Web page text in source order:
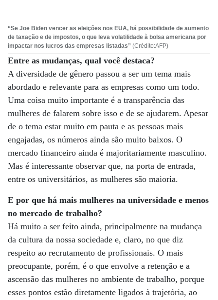
“Se Joe Biden vencer as eleições nos EUA, há possibilidade de aumento
de taxação e de impostos, o que leva volatilidade à bolsa americana por
impactar nos lucros das empresas listadas” (Crédito:AFP)
Entre as mudanças, qual você destaca?
A diversidade de gênero passou a ser um tema mais
abordado e relevante para as empresas como um todo.
Uma coisa muito importante é a transparência das
mulheres de falarem sobre isso e de se ajudarem. Apesar
de o tema estar muito em pauta e as pessoas mais
engajadas, os números ainda são muito baixos. O
mercado financeiro ainda é majoritariamente masculino.
Mas é interessante observar que, na porta de entrada,
entre os universitários, as mulheres são maioria.
E por que há mais mulheres na universidade e menos
no mercado de trabalho?
Há muito a ser feito ainda, principalmente na mudança
da cultura da nossa sociedade e, claro, no que diz
respeito ao recrutamento de profissionais. O mais
preocupante, porém, é o que envolve a retenção e a
ascensão das mulheres no ambiente de trabalho, porque
esses pontos estão diretamente ligados à trajetória, ao